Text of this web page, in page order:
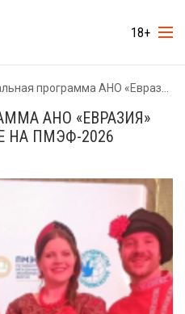
18+
АНО «Евразия» привлекла внимание на ПМЭФ-2026
АНО «ЕВРАЗИЯ»
НА ПМЭФ-2026